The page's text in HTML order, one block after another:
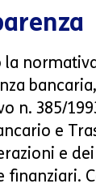
la
n. 385/
e
e
finanziari.